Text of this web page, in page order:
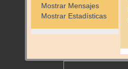
Mostrar Mensajes
Mostrar Estadísticas